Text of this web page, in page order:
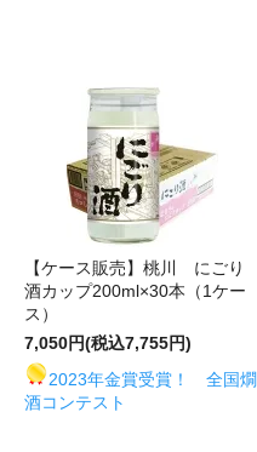
【ケース販売】桃川 にごり
酒カップ200ml×30本（1ケー
ス）
7,050円(税込7,755円)
2023年金賞受賞！ 全国燗
酒コンテスト